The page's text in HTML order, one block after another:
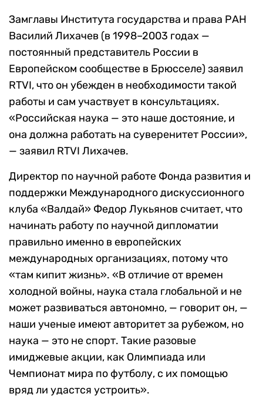
Замглавы Института государства и права РАН
Василий Лихачев (в 1998–2003 годах —
постоянный представитель России в
Европейском сообществе в Брюсселе) заявил
RTVI, что он убежден в необходимости такой
работы и сам участвует в консультациях.
«Российская наука — это наше достояние, и
она должна работать на суверенитет России»,
— заявил RTVI Лихачев.
Директор по научной работе Фонда развития и
поддержки Международного дискуссионного
клуба «Валдай» Федор Лукьянов считает, что
начинать работу по научной дипломатии
правильно именно в европейских
международных организациях, потому что
«там кипит жизнь». «В отличие от времен
холодной войны, наука стала глобальной и не
может развиваться автономно, — говорит он, —
наши ученые имеют авторитет за рубежом, но
наука — это не спорт. Такие разовые
имиджевые акции, как Олимпиада или
Чемпионат мира по футболу, с их помощью
вряд ли удастся устроить».